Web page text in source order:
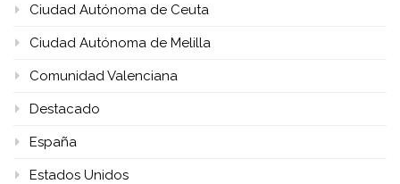
Ciudad Autónoma de Ceuta
Ciudad Autónoma de Melilla
Comunidad Valenciana
Destacado
España
Estados Unidos